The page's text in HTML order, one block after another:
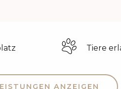
Tiere
ANZEIGEN